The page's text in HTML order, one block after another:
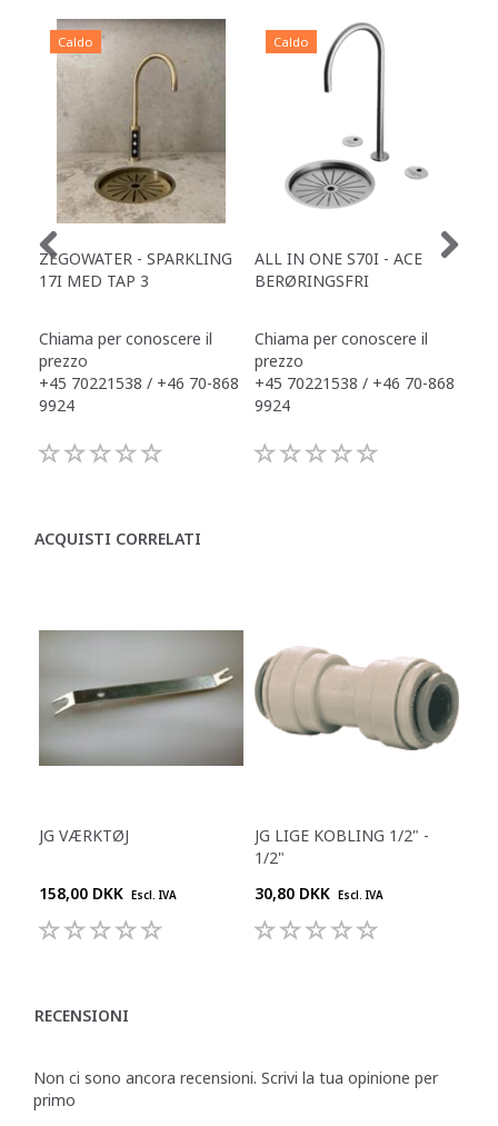
Caldo
ZEGOWATER - SPARKLING
17I MED TAP 3
Chiama per conoscere il
prezzo
+45 70221538 / +46 70-868
9924
Caldo
ALL IN ONE S70I - ACE
BERØRINGSFRI
Chiama per conoscere il
prezzo
+45 70221538 / +46 70-868
9924
ACQUISTI CORRELATI
JG VÆRKTØJ
158,00 DKK Escl. IVA
JG LIGE KOBLING 1/2" -
1/2"
30,80 DKK Escl. IVA
RECENSIONI
Non ci sono ancora recensioni. Scrivi la tua opinione per
primo